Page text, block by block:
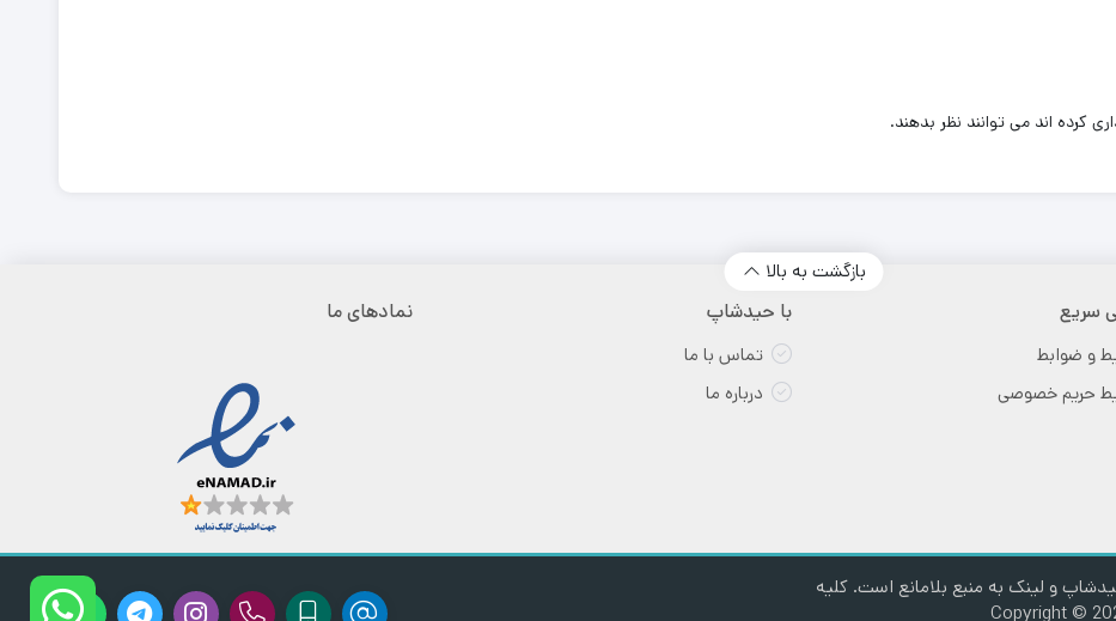
کرده اند می توانند نظر بدهند.
بازگشت به بالا
سریع
و ضوابط
حریم خصوصی
با حیدشاپ
تماس با ما
درباره ما
نمادهای ما
و لینک به منبع بلامانع است. کلیه